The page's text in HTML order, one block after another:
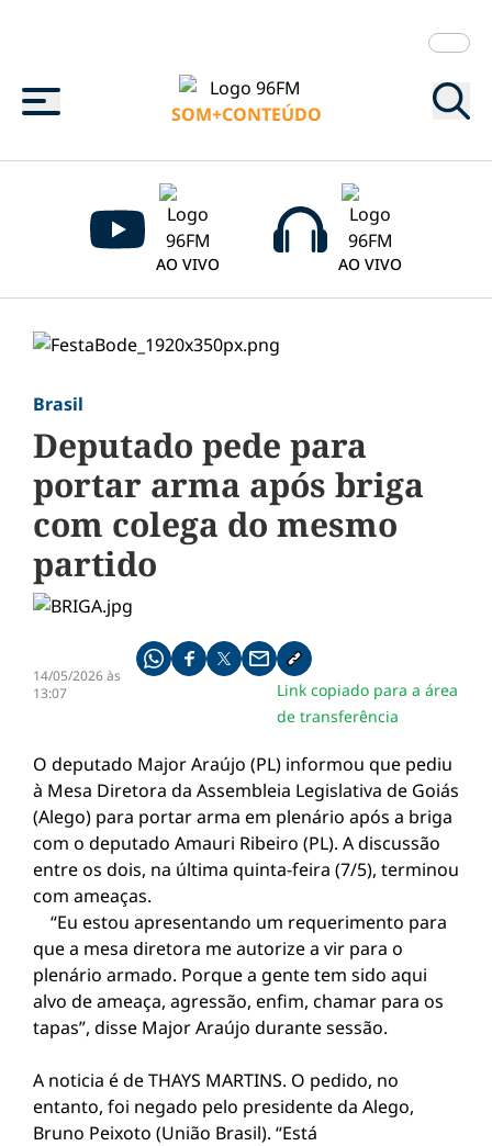
Menu
SOM+CONTEÚDO
AO VIVO AO VIVO
Brasil
Deputado pede para
portar arma após briga
com colega do mesmo
partido
14/05/2026 às
13:07
Compartilhe pelo whatsapp
Compartilhar no facebook
Compartilhar no twitter
Compartilhe pelo email
Copiar link da notícia
Link copiado para a área
de transferência
O deputado Major Araújo (PL) informou que pediu
à Mesa Diretora da Assembleia Legislativa de Goiás
(Alego) para portar arma em plenário após a briga
com o deputado Amauri Ribeiro (PL). A discussão
entre os dois, na última quinta-feira (7/5), terminou
com ameaças.
“Eu estou apresentando um requerimento para
que a mesa diretora me autorize a vir para o
plenário armado. Porque a gente tem sido aqui
alvo de ameaça, agressão, enfim, chamar para os
tapas”, disse Major Araújo durante sessão.
A noticia é de THAYS MARTINS. O pedido, no
entanto, foi negado pelo presidente da Alego,
Bruno Peixoto (União Brasil). “Está